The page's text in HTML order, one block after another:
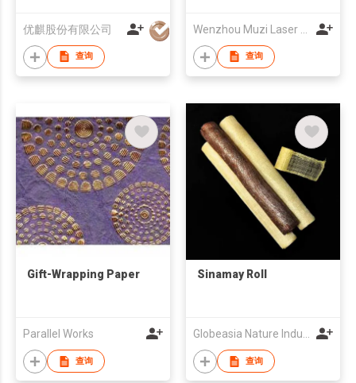
优麒股份有限公司
查询 查询
Gift-Wrapping Paper
Parallel Works
查询
Sinamay Roll
查询